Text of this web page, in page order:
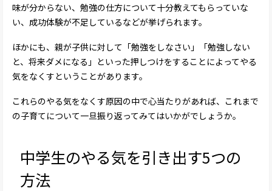
味が分からない、勉強の仕方について十分教えてもらっていな
い、成功体験が不足しているなどが挙げられます。
ほかにも、親が子供に対して「勉強をしなさい」「勉強しない
と、将来ダメになる」といった押しつけをすることによってやる
気をなくすということがあります。
これらのやる気をなくす原因の中で心当たりがあれば、これまで
の子育てについて一旦振り返ってみてはいかがでしょうか。
中学生のやる気を引き出す5つの
方法